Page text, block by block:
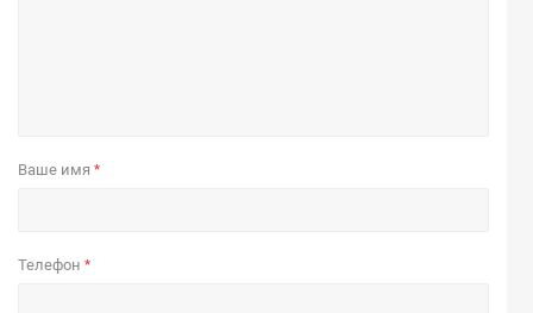
Ваше имя *
Телефон *